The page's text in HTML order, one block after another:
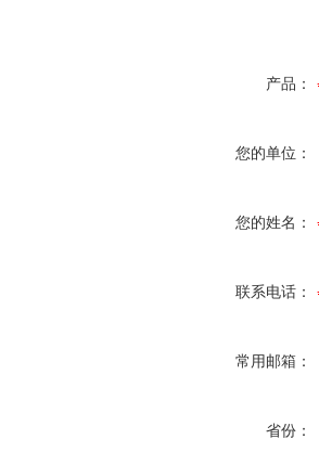
产品：
您的单位：
您的姓名：
联系电话：
常用邮箱：
省份：